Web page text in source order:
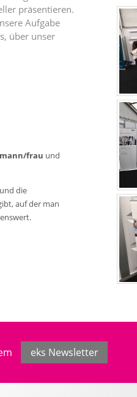
präsentieren.
Aufgabe
über unser
frau und
die
auf der man
eks Newsletter